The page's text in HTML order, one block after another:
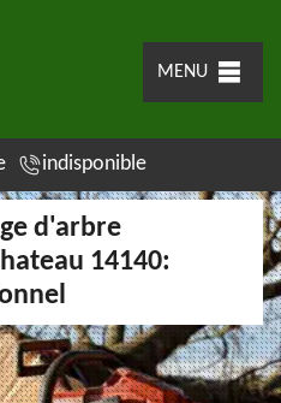
MENU
indisponible
d'arbre
14140: